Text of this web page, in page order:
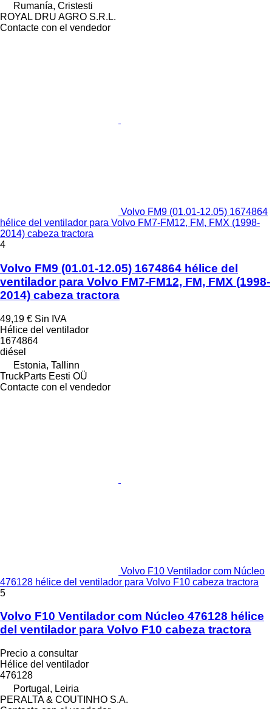
Rumanía, Cristesti
ROYAL DRU AGRO S.R.L.
Contacte con el vendedor
Volvo FM9 (01.01-12.05) 1674864
hélice del ventilador para Volvo FM7-FM12, FM, FMX (1998-
2014) cabeza tractora
4
Volvo FM9 (01.01-12.05) 1674864 hélice del
ventilador para Volvo FM7-FM12, FM, FMX (1998-
2014) cabeza tractora
49,19 € Sin IVA
Hélice del ventilador
1674864
diésel
Estonia, Tallinn
TruckParts Eesti OÜ
Contacte con el vendedor
Volvo F10 Ventilador com Núcleo
476128 hélice del ventilador para Volvo F10 cabeza tractora
5
Volvo F10 Ventilador com Núcleo 476128 hélice
del ventilador para Volvo F10 cabeza tractora
Precio a consultar
Hélice del ventilador
476128
Portugal, Leiria
PERALTA & COUTINHO S.A.